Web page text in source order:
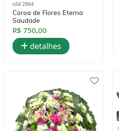
cód 2864
Coroa de Flores Eterna
Saudade
R$ 750,00
detalhes